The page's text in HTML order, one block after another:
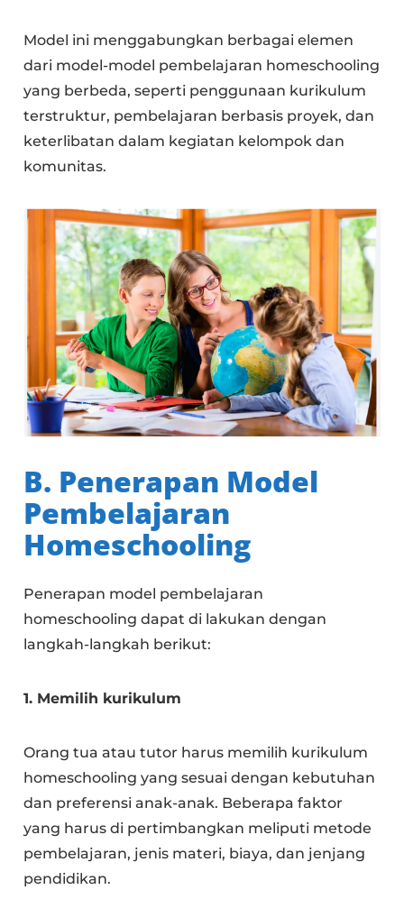
Model ini menggabungkan berbagai elemen
dari model-model pembelajaran homeschooling
yang berbeda, seperti penggunaan kurikulum
terstruktur, pembelajaran berbasis proyek, dan
keterlibatan dalam kegiatan kelompok dan
komunitas.
B. Penerapan Model
Pembelajaran
Homeschooling
Penerapan model pembelajaran
homeschooling dapat di lakukan dengan
langkah-langkah berikut:
1. Memilih kurikulum
Orang tua atau tutor harus memilih kurikulum
homeschooling yang sesuai dengan kebutuhan
dan preferensi anak-anak. Beberapa faktor
yang harus di pertimbangkan meliputi metode
pembelajaran, jenis materi, biaya, dan jenjang
pendidikan.